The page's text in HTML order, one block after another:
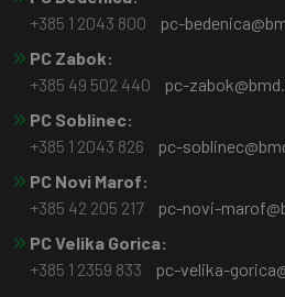
+385 1 2043 800
pc-
PC Zabok:
+385 49 502 440
pc-
PC Soblinec:
+385 1 2043 826
pc-
PC Novi Marof:
+385 42 205 217
pc-novi-
PC Velika Gorica:
+385 1 2359 833
pc-velika-